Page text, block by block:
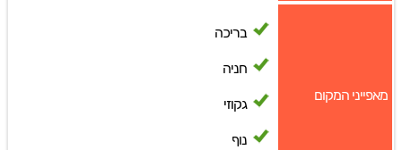
מאפייני המקום
בריכה
חניה
גקוזי
נוף